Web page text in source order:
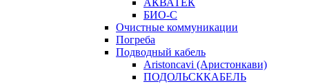
АКВАТЕК
БИО-С
Очистные коммуникации
Погреба
Подводный кабель
Aristoncavi (Аристонкави)
ПОДОЛЬСККАБЕЛЬ